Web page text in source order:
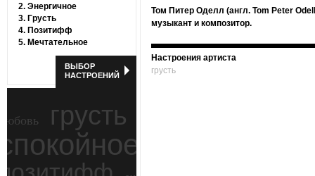
2. Энергичное
3. Грусть
4. Позитифф
5. Мечтательное
ВЫБОР
НАСТРОЕНИЙ
грусть
Том Питер Оделл (англ. Tom Peter
музыкант и композитор.
Настроения артиста
грусть